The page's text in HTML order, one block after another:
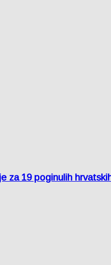
za 19 poginulih